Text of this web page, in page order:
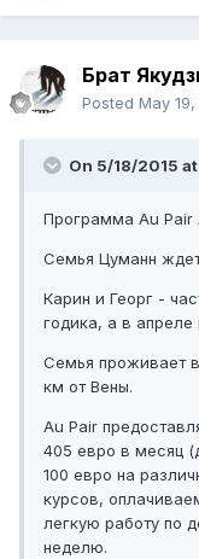
Брат
Posted May 19,
On 5/18/2015
Программа Au Pair
Семья Цуманн
Карин и Георг -
годика, а в апреле
Семья проживает
км от Вены.
Au Pair
405 евро в месяц
100 евро на
курсов,
легкую работу по
неделю.